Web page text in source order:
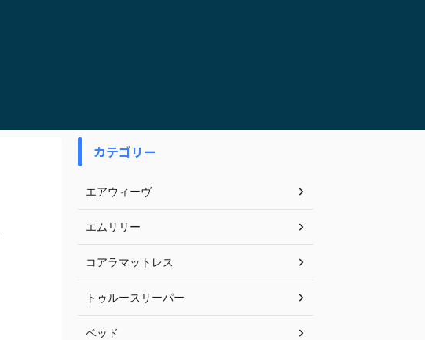
カテゴリー
エアウィーヴ
エムリリー
コアラマットレス
トゥルースリーパー
ベッド